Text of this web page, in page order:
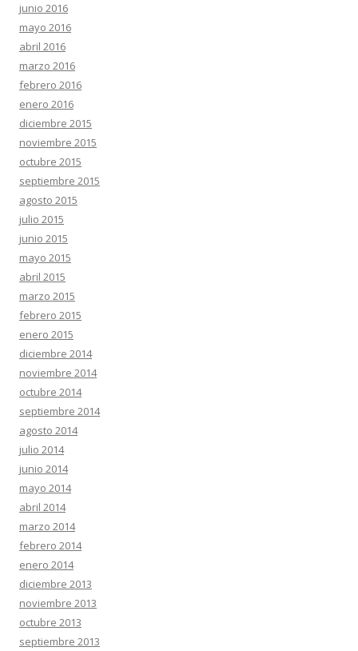
junio 2016
mayo 2016
abril 2016
marzo 2016
febrero 2016
enero 2016
diciembre 2015
noviembre 2015
octubre 2015
septiembre 2015
agosto 2015
julio 2015
junio 2015
mayo 2015
abril 2015
marzo 2015
febrero 2015
enero 2015
diciembre 2014
noviembre 2014
octubre 2014
septiembre 2014
agosto 2014
julio 2014
junio 2014
mayo 2014
abril 2014
marzo 2014
febrero 2014
enero 2014
diciembre 2013
noviembre 2013
octubre 2013
septiembre 2013